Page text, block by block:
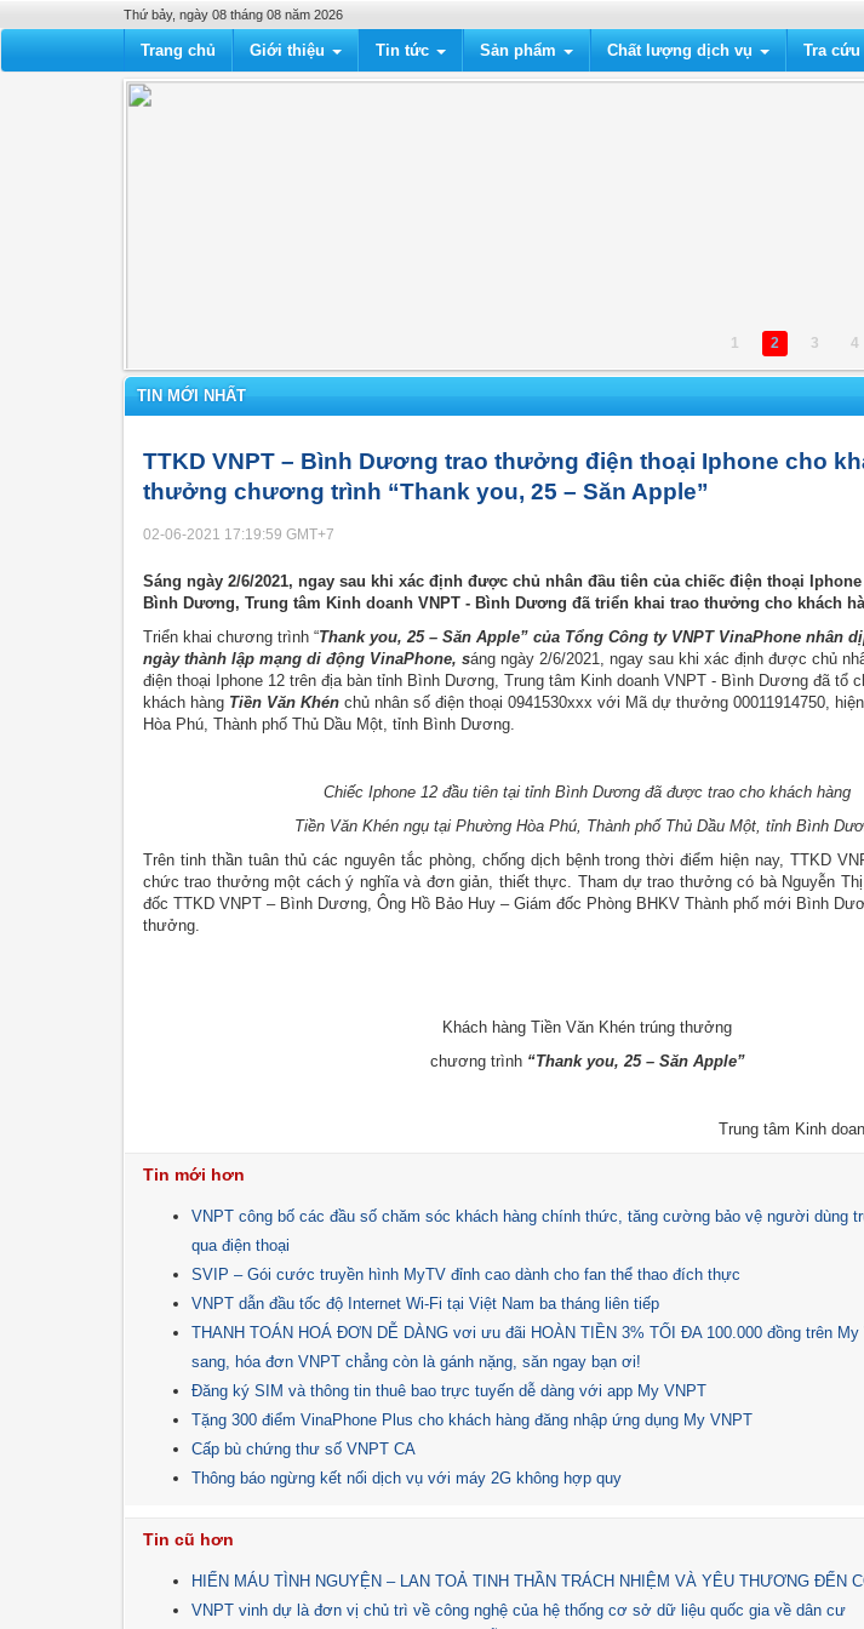
Thứ bảy, ngày 08 tháng 08 năm 2026
Trang chủ Giới thiệu Tin tức Sản phẩm Chất lượng dịch vụ Tra
1 2 3 4
TIN MỚI NHẤT
TTKD VNPT – Bình Dương trao thưởng điện thoại Iphone cho
thưởng chương trình “Thank you, 25 – Săn Apple”
02-06-2021 17:19:59 GMT+7
Sáng ngày 2/6/2021, ngay sau khi xác định được chủ nhân đầu tiên của chiếc điện thoại
Bình Dương, Trung tâm Kinh doanh VNPT - Bình Dương đã triển khai trao thưởng cho khách
Triển khai chương trình “Thank you, 25 – Săn Apple” của Tổng Công ty VNPT VinaPhone nhân
ngày thành lập mạng di động VinaPhone, sáng ngày 2/6/2021, ngay sau khi xác định được chủ
điện thoại Iphone 12 trên địa bàn tỉnh Bình Dương, Trung tâm Kinh doanh VNPT - Bình Dương đã tổ
khách hàng Tiền Văn Khén chủ nhân số điện thoại 0941530xxx với Mã dự thưởng 00011914750,
Hòa Phú, Thành phố Thủ Dầu Một, tỉnh Bình Dương.
Chiếc Iphone 12 đầu tiên tại tỉnh Bình Dương đã được trao cho khách hàng
Tiền Văn Khén ngụ tại Phường Hòa Phú, Thành phố Thủ Dầu Một, tỉnh Bình
Trên tinh thần tuân thủ các nguyên tắc phòng, chống dịch bệnh trong thời điểm hiện nay, TTKD
chức trao thưởng một cách ý nghĩa và đơn giản, thiết thực. Tham dự trao thưởng có bà Nguyễn
đốc TTKD VNPT – Bình Dương, Ông Hồ Bảo Huy – Giám đốc Phòng BHKV Thành phố mới Bình
thưởng.
Khách hàng Tiền Văn Khén trúng thưởng
chương trình “Thank you, 25 – Săn Apple”
Trung tâm Kinh
Tin mới hơn
VNPT công bố các đầu số chăm sóc khách hàng chính thức, tăng cường bảo vệ người dùng
qua điện thoại
SVIP – Gói cước truyền hình MyTV đỉnh cao dành cho fan thể thao đích thực
VNPT dẫn đầu tốc độ Internet Wi-Fi tại Việt Nam ba tháng liên tiếp
THANH TOÁN HOÁ ĐƠN DỄ DÀNG vơi ưu đãi HOÀN TIỀN 3% TỐI ĐA 100.000 đồng trên
sang, hóa đơn VNPT chẳng còn là gánh nặng, săn ngay bạn ơi!
Đăng ký SIM và thông tin thuê bao trực tuyến dễ dàng với app My VNPT
Tặng 300 điểm VinaPhone Plus cho khách hàng đăng nhập ứng dụng My VNPT
Cấp bù chứng thư số VNPT CA
Thông báo ngừng kết nối dịch vụ với máy 2G không hợp quy
Tin cũ hơn
HIẾN MÁU TÌNH NGUYỆN – LAN TOẢ TINH THẦN TRÁCH NHIỆM VÀ YÊU THƯƠNG ĐẾN
VNPT vinh dự là đơn vị chủ trì về công nghệ của hệ thống cơ sở dữ liệu quốc gia về dân cư